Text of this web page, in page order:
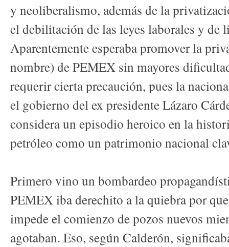
y neoliberalismo, además de la
el debilitación de las leyes laborales y de
Aparentemente esperaba promover la
nombre) de PEMEX sin mayores
requerir cierta precaución, pues la
el gobierno del ex presidente Lázaro
considera un episodio heroico en la
petróleo como un patrimonio nacional
Primero vino un bombardeo
PEMEX iba derechito a la quiebra por
impede el comienzo de pozos nuevos
agotaban. Eso, según Calderón,